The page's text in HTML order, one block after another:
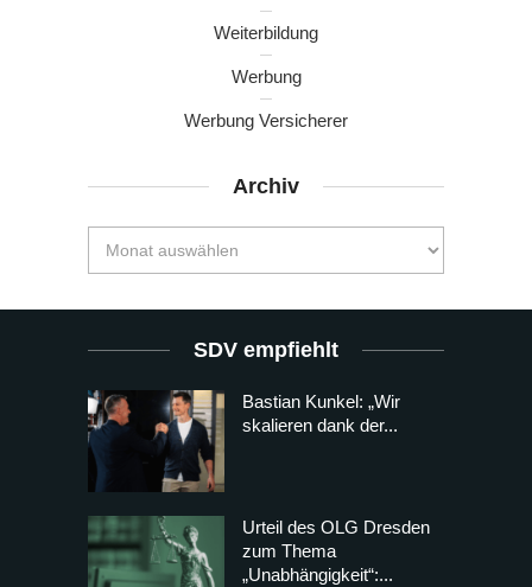
Weiterbildung
Werbung
Werbung Versicherer
Archiv
SDV empfiehlt
Bastian Kunkel: „Wir
skalieren dank der...
Urteil des OLG Dresden
zum Thema
„Unabhängigkeit“:...